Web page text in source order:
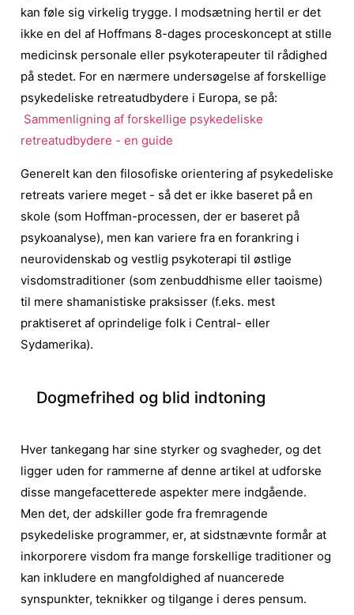
kan føle sig virkelig trygge. I modsætning hertil er det
ikke en del af Hoffmans 8-dages proceskoncept at stille
medicinsk personale eller psykoterapeuter til rådighed
på stedet. For en nærmere undersøgelse af forskellige
psykedeliske retreatudbydere i Europa, se på:
Sammenligning af forskellige psykedeliske
retreatudbydere - en guide
Generelt kan den filosofiske orientering af psykedeliske
retreats variere meget - så det er ikke baseret på en
skole (som Hoffman-processen, der er baseret på
psykoanalyse), men kan variere fra en forankring i
neurovidenskab og vestlig psykoterapi til østlige
visdomstraditioner (som zenbuddhisme eller taoisme)
til mere shamanistiske praksisser (f.eks. mest
praktiseret af oprindelige folk i Central- eller
Sydamerika).
Dogmefrihed og blid indtoning
Hver tankegang har sine styrker og svagheder, og det
ligger uden for rammerne af denne artikel at udforske
disse mangefacetterede aspekter mere indgående.
Men det, der adskiller gode fra fremragende
psykedeliske programmer, er, at sidstnævnte formår at
inkorporere visdom fra mange forskellige traditioner og
kan inkludere en mangfoldighed af nuancerede
synspunkter, teknikker og tilgange i deres pensum.